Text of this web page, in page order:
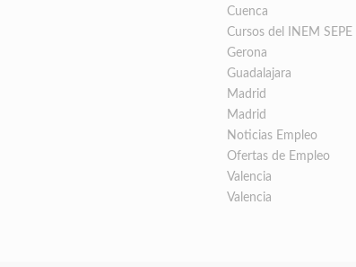
Cuenca
Cursos del INEM SEPE
Gerona
Guadalajara
Madrid
Madrid
Noticias Empleo
Ofertas de Empleo
Valencia
Valencia